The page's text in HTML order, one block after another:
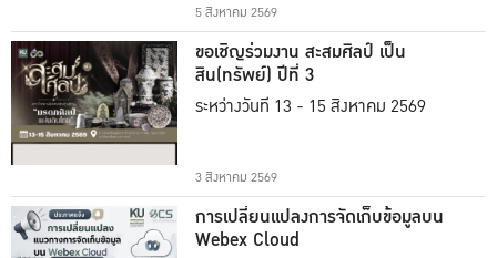
5 สิงหาคม 2569
ขอเชิญร่วมงาน สะสมศิลป์ เป็น
สิน(ทรัพย์) ปีที่ 3
ระหว่างวันที่ 13 - 15 สิงหาคม 2569
3 สิงหาคม 2569
การเปลี่ยนแปลงการจัดเก็บข้อมูลบน
Webex Cloud